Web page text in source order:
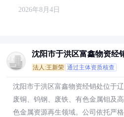
2026年8月4日
沈阳市于洪区富鑫物资经
法人:王新荣 通过主体资质核查
沈阳市于洪区富鑫物资经销处位于
废铜、钨钢、废铁、有色金属钼及
色金属资源再生领域。公司依托严